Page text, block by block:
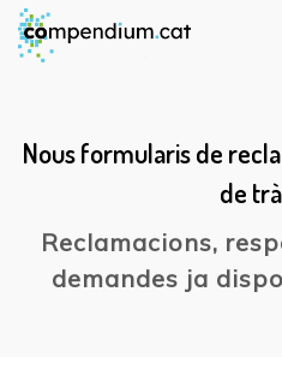
Nous formularis de
de
Reclamacions,
demandes ja